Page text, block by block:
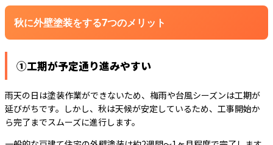
秋に外壁塗装をする7つのメリット
①工期が予定通り進みやすい
雨天の日は塗装作業ができないため、梅雨や台風シーズンは工期が
延びがちです。しかし、秋は天候が安定しているため、工事開始か
ら完了までスムーズに進行します。